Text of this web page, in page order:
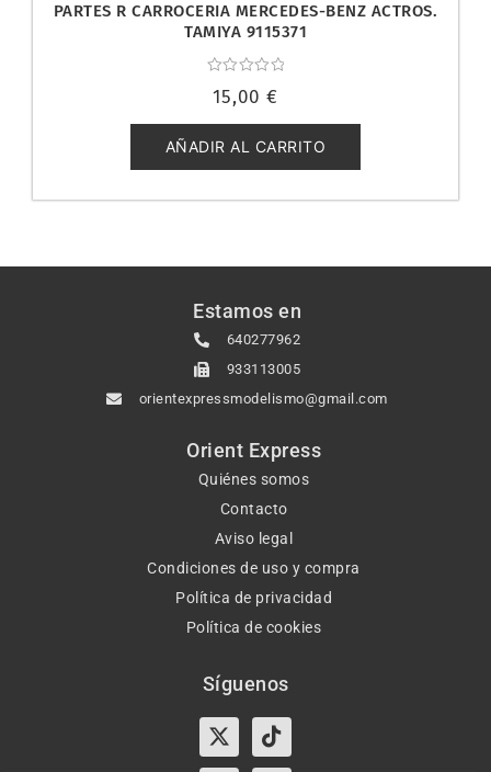
PARTES R CARROCERIA MERCEDES-BENZ ACTROS.
TAMIYA 9115371
con
de
5
15,00 €
AÑADIR AL CARRITO
Estamos en
640277962
933113005
orientexpressmodelismo@gmail.com
Orient Express
Quiénes somos
Contacto
Aviso legal
Condiciones de uso y compra
Política de privacidad
Política de cookies
Síguenos
X-
twitter
Tiktok
InstagramFacebook